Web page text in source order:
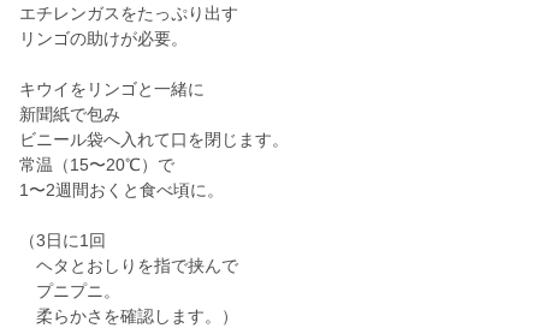
エチレンガスをたっぷり出す
リンゴの助けが必要。
キウイをリンゴと一緒に
新聞紙で包み
ビニール袋へ入れて口を閉じます。
常温（15〜20℃）で
1〜2週間おくと食べ頃に。
（3日に1回
ヘタとおしりを指で挟んで
プニプニ。
柔らかさを確認します。）